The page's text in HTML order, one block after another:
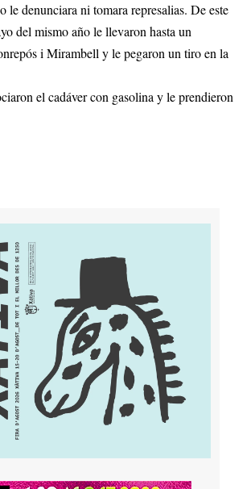
le denunciara ni tomara represalias. De este
del mismo año le llevaron hasta un
i Mirambell y le pegaron un tiro en la
el cadáver con gasolina y le prendieron